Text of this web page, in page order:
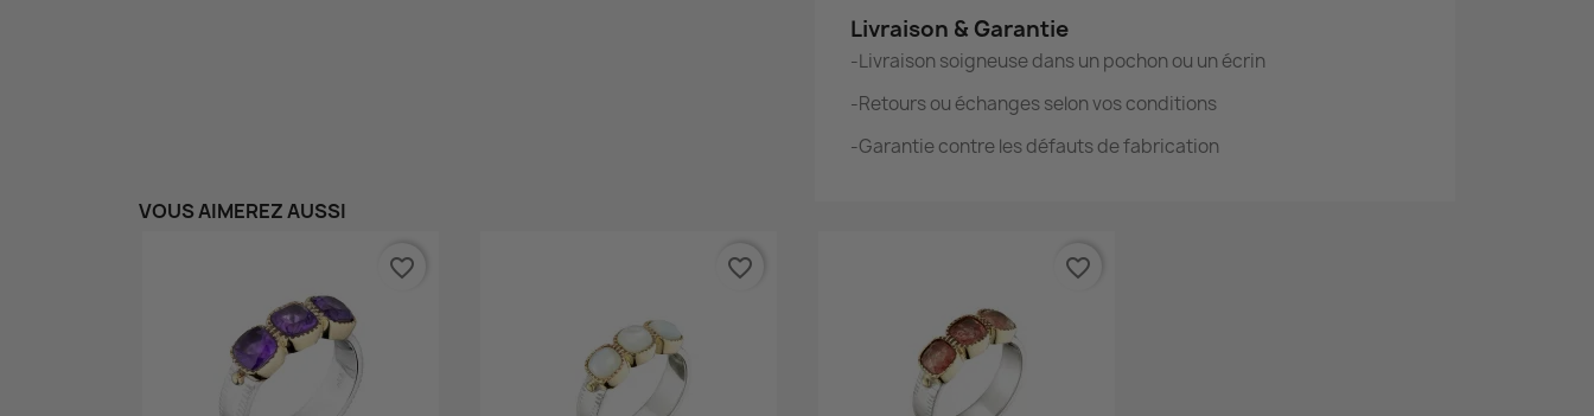
Livraison & Garantie
-Livraison soigneuse dans un pochon ou un écrin
-Retours ou échanges selon vos conditions
-Garantie contre les défauts de fabrication
VOUS AIMEREZ AUSSI
favorite_border favorite_border favorite_border